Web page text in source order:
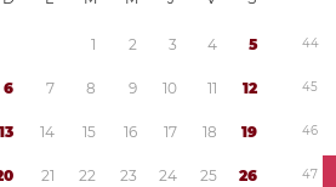
1 2 3 4 5
6 7 8 9 10 11 12
13 14 15 16 17 18 19
0 21 22 23 24 25 26
44
45
46
47